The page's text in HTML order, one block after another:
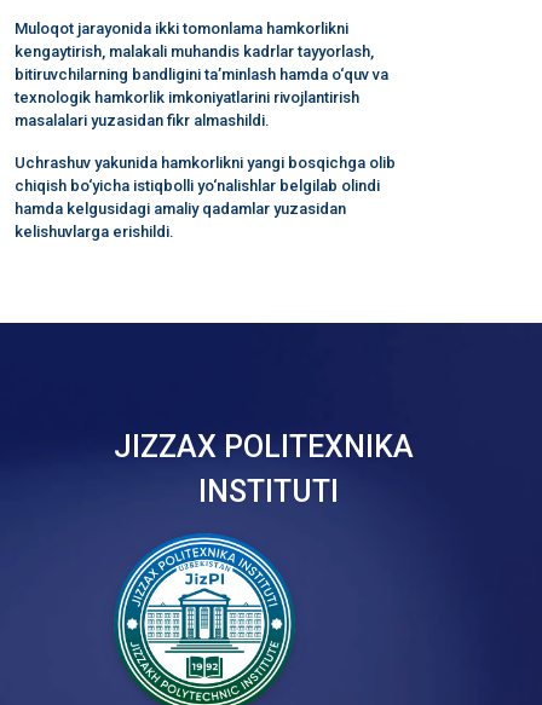
Muloqot jarayonida ikki tomonlama hamkorlikni
kengaytirish, malakali muhandis kadrlar tayyorlash,
bitiruvchilarning bandligini ta’minlash hamda o‘quv va
texnologik hamkorlik imkoniyatlarini rivojlantirish
masalalari yuzasidan fikr almashildi.
Uchrashuv yakunida hamkorlikni yangi bosqichga olib
chiqish bo‘yicha istiqbolli yo‘nalishlar belgilab olindi
hamda kelgusidagi amaliy qadamlar yuzasidan
kelishuvlarga erishildi.
JIZZAX POLITEXNIKA
INSTITUTI